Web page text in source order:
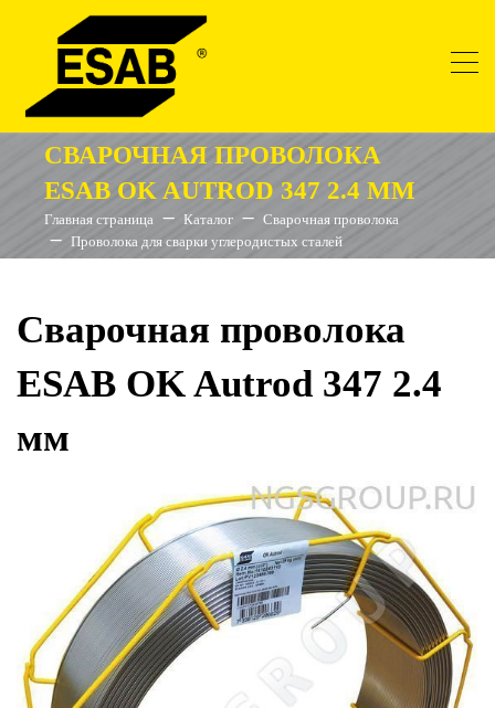
СВАРОЧНАЯ ПРОВОЛОКА
ESAB OK AUTROD 347 2.4 ММ
Главная страница Каталог
Сварочная проволока
Проволока для сварки углеродистых сталей
Сварочная проволока
ESAB OK Autrod 347 2.4
мм